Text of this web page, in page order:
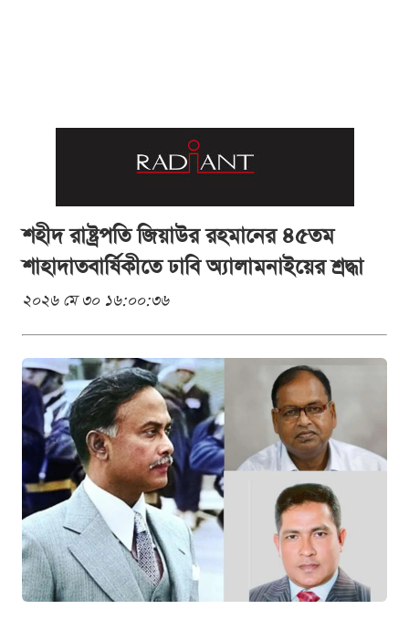
শহীদ রাষ্ট্রপতি জিয়াউর রহমানের ৪৫তম
শাহাদাতবার্ষিকীতে ঢাবি অ্যালামনাইয়ের শ্রদ্ধা
২০২৬ মে ৩০ ১৬:০০:৩৬